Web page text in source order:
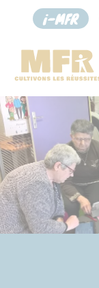
i-MFR
Panneau de